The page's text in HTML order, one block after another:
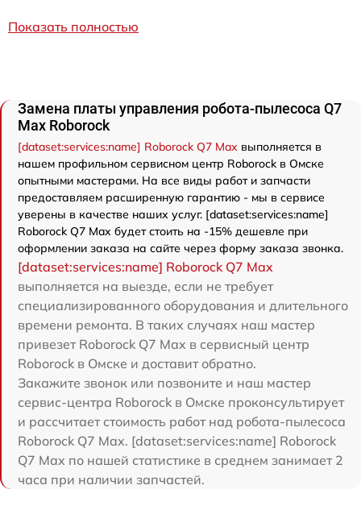
Показать полностью
Замена платы управления робота-пылесоса Q7
Max Roborock
[dataset:services:name] Roborock Q7 Max выполняется в
нашем профильном сервисном центр Roborock в Омске
опытными мастерами. На все виды работ и запчасти
предоставляем расширенную гарантию - мы в сервисе
уверены в качестве наших услуг. [dataset:services:name]
Roborock Q7 Max будет стоить на -15% дешевле при
оформлении заказа на сайте через форму заказа звонка.
[dataset:services:name] Roborock Q7 Max
выполняется на выезде, если не требует
специализированного оборудования и длительного
времени ремонта. В таких случаях наш мастер
привезет Roborock Q7 Max в сервисный центр
Roborock в Омске и доставит обратно.
Закажите звонок или позвоните и наш мастер
сервис-центра Roborock в Омске проконсультирует
и рассчитает стоимость работ над робота-пылесоса
Roborock Q7 Max. [dataset:services:name] Roborock
Q7 Max по нашей статистике в среднем занимает 2
часа при наличии запчастей.